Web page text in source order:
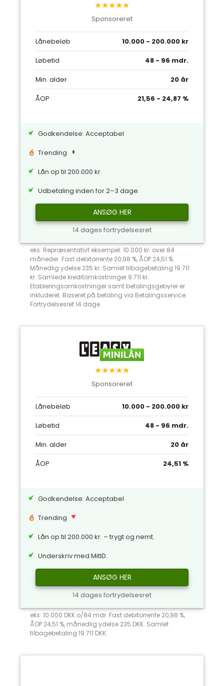
★★★★★
Sponsoreret
Lånebeløb
10.000 - 200.000 kr
Løbetid
48 - 96 mdr.
Min. alder
20 år
ÅOP
21,56 - 24,87 %
Godkendelse: Acceptabel
Trending
Lån op til 200.000 kr.
Udbetaling inden for 2–3 dage.
ANSØG HER
14 dages fortrydelsesret
eks: Repræsentativt eksempel: 10.000 kr. over 84
måneder. Fast debitorrente 20,98 %, ÅOP 24,51 %.
Månedlig ydelse 235 kr. Samlet tilbagebetaling 19.711
kr. Samlede kreditomkostninger 9.711 kr.
Etableringsomkostninger samt betalingsgebyrer er
inkluderet. Baseret på betaling via Betalingsservice.
Fortrydelsesret 14 dage.
★★★★★
Sponsoreret
Lånebeløb
10.000 - 200.000 kr
Løbetid
48 - 96 mdr.
Min. alder
20 år
ÅOP
24,51 %
Godkendelse: Acceptabel
Trending
Lån op til 200.000 kr. – trygt og nemt.
Underskriv med MitID.
ANSØG HER
14 dages fortrydelsesret
eks: 10.000 DKK o/84 mdr. Fast debitorrente 20,98 %,
ÅOP 24,51 %, månedlig ydelse 235 DKK. Samlet
tilbagebetaling 19.711 DKK.